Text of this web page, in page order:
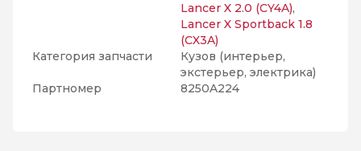
Lancer X 2.0 (CY4A),
Lancer X Sportback 1.8
(CX3A)
Категория запчасти
Кузов (интерьер,
экстерьер, электрика)
Партномер
8250A224